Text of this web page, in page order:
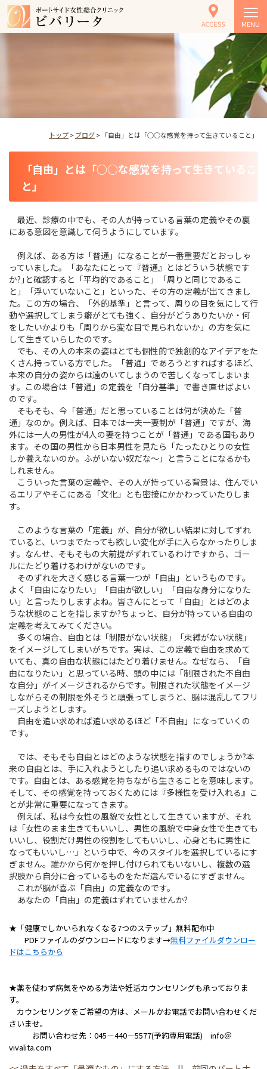
MENU
トップ>ブログ> 「自由」とは「○○な感覚を持って生きていること」
「自由」とは「○○な感覚を持って生きているこ
と」
最近、診療の中でも、その人が持っている言葉の定義やその裏
にある意図を意識して伺うようにしています。
例えば、ある方は「普通」になることが一番重要だとおっしゃ
っていました。「あなたにとって『普通』とはどういう状態です
か?｣と確認すると「平均的であること」「周りと同じであるこ
と」「浮いていないこと」といった、その方の定義が出てきまし
た。この方の場合、「外的基準」と言って、周りの目を気にして行
動や選択してしまう癖がとても強く、自分がどうありたいか・何
をしたいかよりも「周りから変な目で見られないか」の方を気に
して生きていらしたのです。
でも、その人の本来の姿はとても個性的で独創的なアイデアをた
くさん持っている方でした。「普通」であろうとすればするほど、
本来の自分の姿からは遠のいてしまうので苦しくなってしまいま
す。この場合は「普通」の定義を「自分基準」で書き直せばよい
のです。
そもそも、今「普通」だと思っていることは何が決めた「普
通」なのか。例えば、日本では一夫一妻制が「普通」ですが、海
外には一人の男性が4人の妻を持つことが「普通」である国もあり
ます。その国の男性から日本男性を見たら「たったひとりの女性
しか養えないのか。ふがいない奴だな～」と言うことになるかも
しれません。
こういった言葉の定義や、その人が持っている背景は、住んでい
るエリアやそこにある「文化」とも密接にかかわっていたりしま
す。
このような言葉の「定義」が、自分が欲しい結果に対してずれ
ていると、いつまでたっても欲しい変化が手に入らなかったりしま
す。なんせ、そもそもの大前提がずれているわけですから、ゴー
ルにたどり着けるわけがないのです。
そのずれを大きく感じる言葉一つが「自由」というものです。
よく「自由になりたい」「自由が欲しい」「自由な身分になりた
い」と言ったりしますよね。皆さんにとって「自由」とはどのよ
うな状態のことを指しますか?ちょっと、自分が持っている自由の
定義を考えてみてください。
多くの場合、自由とは「制限がない状態」「束縛がない状態」
をイメージしてしまいがちです。実は、この定義で自由を求めて
いても、真の自由な状態にはたどり着けません。なぜなら、「自
由になりたい」と思っている時、頭の中には「制限された不自由
な自分」がイメージされるからです。制限された状態をイメージ
しながらその制限を外そうと頑張ってしまうと、脳は混乱してフリ
ーズしようとします。
自由を追い求めれば追い求めるほど「不自由」になっていくの
です。
では、そもそも自由とはどのような状態を指すのでしょうか?本
来の自由とは、手に入れようとしたり追い求めるものではないの
です。自由とは、ある感覚を持ちながら生きることを意味します。
そして、その感覚を持っておくためには『多様性を受け入れる』こ
とが非常に重要になってきます。
例えば、私は今女性の風貌で女性として生きていますが、それ
は「女性のまま生きてもいいし、男性の風貌で中身女性で生きても
いいし、役割だけ男性の役割をしてもいいし、心身ともに男性に
なってもいいし…」という中で、今のスタイルを選択しているにす
ぎません。誰かから何かを押し付けられてもいないし、複数の選
択肢から自分に合っているものをただ選んでいるにすぎません。
これが脳が喜ぶ「自由」の定義なのです。
あなたの「自由」の定義はずれていませんか?
★「健康でしかいられなくなる7つのステップ」無料配布中
PDFファイルのダウンロードになります→無料ファイルダウンロー
ドはこちらから
★薬を使わず病気をやめる方法や妊活カウンセリングも承っておりま
す。
カウンセリングをご希望の方は、メールかお電話でお問い合わせくだ
さいませ。
お問い合わせ先：045－440－5577(予約専用電話) info＠
vivalita.com